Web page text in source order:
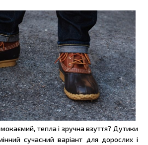
тепла і зручна взуття? Дутики
сучасний варіант для дорослих і